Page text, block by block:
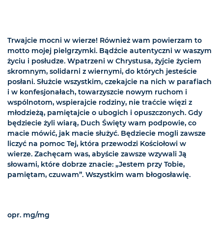
Trwajcie mocni w wierze! Również wam powierzam to
motto mojej pielgrzymki. Bądźcie autentyczni w waszym
życiu i posłudze. Wpatrzeni w Chrystusa, żyjcie życiem
skromnym, solidarni z wiernymi, do których jesteście
posłani. Służcie wszystkim, czekajcie na nich w parafiach
i w konfesjonałach, towarzyszcie nowym ruchom i
wspólnotom, wspierajcie rodziny, nie traćcie więzi z
młodzieżą, pamiętajcie o ubogich i opuszczonych. Gdy
będziecie żyli wiarą, Duch Święty wam podpowie, co
macie mówić, jak macie służyć. Będziecie mogli zawsze
liczyć na pomoc Tej, która przewodzi Kościołowi w
wierze. Zachęcam was, abyście zawsze wzywali Ją
słowami, które dobrze znacie: „Jestem przy Tobie,
pamiętam, czuwam”. Wszystkim wam błogosławię.
opr. mg/mg